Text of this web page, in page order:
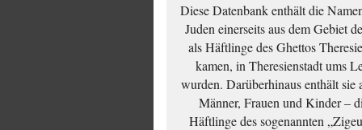
Diese Datenbank enthält die
Juden einerseits aus dem Gebiet
als Häftlinge des Ghettos
kamen, in Theresienstadt ums
wurden. Darüberhinaus enthält
Männer, Frauen und Kinder –
Häftlinge des sogenannten